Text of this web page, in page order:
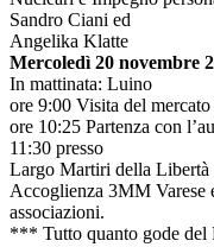
Sandro Ciani ed
Angelika Klatte
Mercoledì 20 novembre
In mattinata: Luino
ore 9:00 Visita del
ore 10:25 Partenza con
11:30 presso
Largo Martiri della
Accoglienza 3MM Varese
associazioni.
*** Tutto quanto gode del